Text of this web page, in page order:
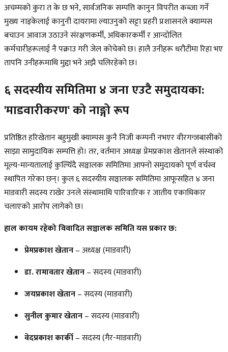
अचम्मको कुरा त के छ भने, सार्वजनिक सम्पत्ति कानुन विपरीत कब्जा गर्ने
मुख्य नाइकेलाई कानुनी दायरामा ल्याउनुको सट्टा प्रहरी प्रशासनले क्याम्पस
बचाउन आवाज उठाउने संरक्षणकर्मी, अधिकारकर्मी र आन्दोलित
कर्मचारीहरूलाई नै पक्राउ गरी जेल कोचेको छ। हालै उनीहरू धरौटीमा रिहा भए
तापनि उनीहरूमाथि मुद्दा भने अझै चलिरहेको छ।
६ सदस्यीय समितिमा ४ जना एउटै समुदायका:
'माडवारीकरण' को नाङ्गो रूप
प्रतिष्ठित हरिखेतान बहुमुखी क्याम्पस कुनै निजी कम्पनी नभएर वीरगन्जबासीको
साझा सामुदायिक सम्पत्ति हो। तर, वर्तमान अध्यक्ष प्रेमप्रकाश खेतानले संस्थाको
मूल्य-मान्यतालाई कुल्चिँदै सञ्चालक समितिमा आफ्नो समुदायको पूर्ण वर्चस्व
स्थापित गरेका छन्। कुल ६ सदस्यीय सञ्चालक समितिमा आफूसहित ४ जना
माडवारी सदस्य राखेर उनले संस्थामाथि पारिवारिक र जातीय एकाधिकार
चलाएको आरोप लागेको छ।
हाल कायम रहेको विवादित सञ्चालक समिति यस प्रकार छ:
प्रेमप्रकाश खेतान– अध्यक्ष (माडवारी)
डा. रामावतार खेतान– सदस्य (माडवारी)
जयप्रकाश खेतान– सदस्य (माडवारी)
सुनील कुमार खेतान– सदस्य (माडवारी)
वेदप्रकाश कार्की– सदस्य (गैर-माडवारी)